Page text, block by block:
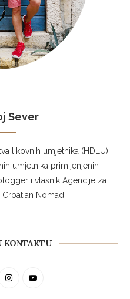
Sever
likovnih umjetnika (HDLU),
umjetnika primijenjenih
i vlasnik Agencije za
Nomad.
KONTAKTU